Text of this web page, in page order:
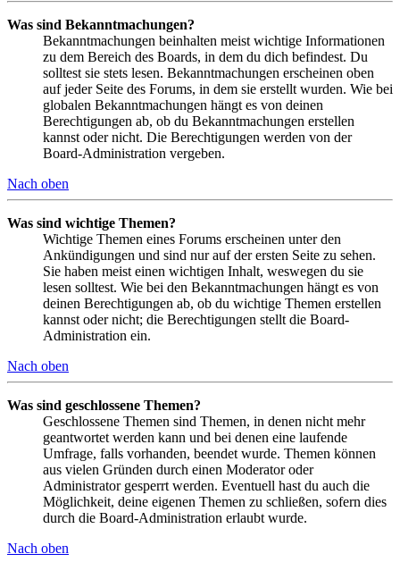
Was sind Bekanntmachungen?
Bekanntmachungen beinhalten meist wichtige Informationen
zu dem Bereich des Boards, in dem du dich befindest. Du
solltest sie stets lesen. Bekanntmachungen erscheinen oben
auf jeder Seite des Forums, in dem sie erstellt wurden. Wie bei
globalen Bekanntmachungen hängt es von deinen
Berechtigungen ab, ob du Bekanntmachungen erstellen
kannst oder nicht. Die Berechtigungen werden von der
Board-Administration vergeben.
Nach oben
Was sind wichtige Themen?
Wichtige Themen eines Forums erscheinen unter den
Ankündigungen und sind nur auf der ersten Seite zu sehen.
Sie haben meist einen wichtigen Inhalt, weswegen du sie
lesen solltest. Wie bei den Bekanntmachungen hängt es von
deinen Berechtigungen ab, ob du wichtige Themen erstellen
kannst oder nicht; die Berechtigungen stellt die Board-
Administration ein.
Nach oben
Was sind geschlossene Themen?
Geschlossene Themen sind Themen, in denen nicht mehr
geantwortet werden kann und bei denen eine laufende
Umfrage, falls vorhanden, beendet wurde. Themen können
aus vielen Gründen durch einen Moderator oder
Administrator gesperrt werden. Eventuell hast du auch die
Möglichkeit, deine eigenen Themen zu schließen, sofern dies
durch die Board-Administration erlaubt wurde.
Nach oben